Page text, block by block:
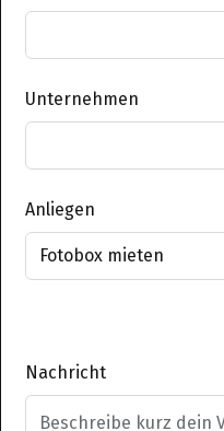
Unternehmen
Anliegen
Nachricht